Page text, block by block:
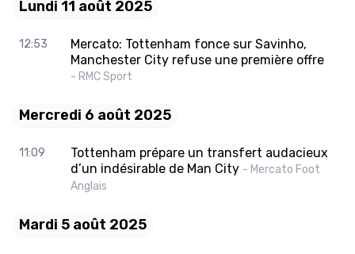
Lundi 11 août 2025
12:53
Mercato: Tottenham fonce sur Savinho,
Manchester City refuse une première offre
- RMC Sport
Mercredi 6 août 2025
11:09
Tottenham prépare un transfert audacieux
d’un indésirable de Man City - Mercato Foot
Anglais
Mardi 5 août 2025